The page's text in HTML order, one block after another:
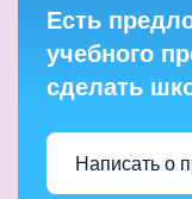
Есть
учебного
сделать
Написать о